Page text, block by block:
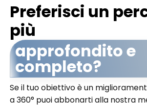
Preferisci un
più
approfondito e
completo?
Se il tuo obiettivo è un
a 360° puoi abbonarti alla nostra